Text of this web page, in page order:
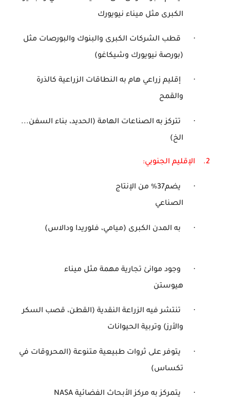
الكبرى مثل ميناء نيويورك
·
قطب الشركات الكبرى والبنوك والبورصات مثل
(بورصة نيويورك وشيكاغو)
·
إقليم زراعي هام به النطاقات الزراعية كالذرة
والقمح
·
تتركز به الصناعات الهامة (الحديد، بناء السفن...
الخ)
2. الإقليم الجنوبي:
· يضم37 % من الإنتاج
الصناعي
· به المدن الكبرى (ميامي، فلوريدا ودالاس)
·
وجود موانئ تجارية مهمة مثل ميناء
هيوستن
·
تنتشر فيه الزراعة النقدية (القطن، قصب السكر
والأرز) وتربية الحيوانات
·
يتوفر على ثروات طبيعية متنوعة (المحروقات في
تكساس)
· يتمركز به مركز الأبحاث الفضائيةNASA